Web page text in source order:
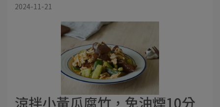
2024-11-21
涼拌小黃瓜腐竹，免油煙10分